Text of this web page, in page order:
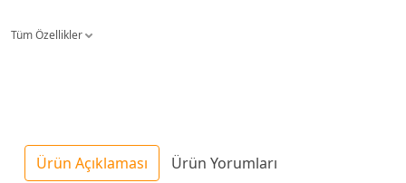
Tüm Özellikler
Ürün Açıklaması Ürün Yorumları